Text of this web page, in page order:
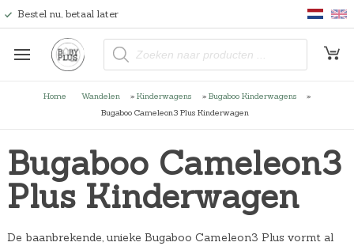
Bestel nu, betaal later
P
o
c
t
o
e
k
e
n
Home Wandelen » Kinderwagens » Bugaboo Kinderwagens
»
Bugaboo Cameleon3 Plus Kinderwagen
Bugaboo Cameleon3
Plus Kinderwagen
De baanbrekende, unieke Bugaboo Cameleon3 Plus vormt al